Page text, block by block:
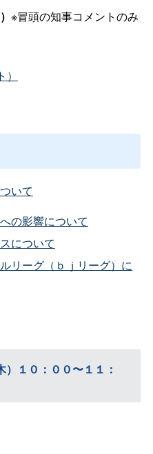
※冒頭の知事コメントのみ
いて
の影響について
について
リーグ（ｂｊリーグ）に
１０：００〜１１：